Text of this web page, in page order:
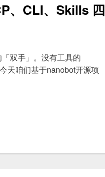
、CLI、Skills 四
双手」。没有工具的
天咱们基于nanobot开源项
四种机制深度解析